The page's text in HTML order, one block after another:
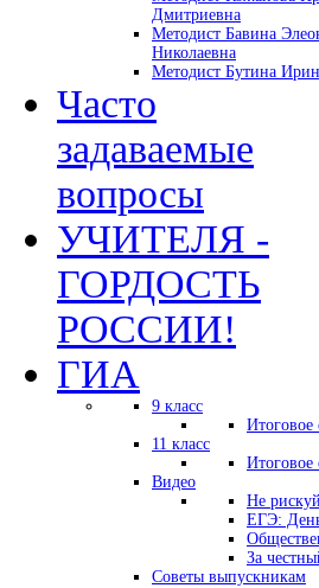
Дмитриевна
Методист Бавина
Николаевна
Методист Бутина
Часто
задаваемые
вопросы
УЧИТЕЛЯ -
ГОРДОСТЬ
РОССИИ!
ГИА
9 класс
Итоговое
11 класс
Видео
Не
ЕГЭ:
За
Советы выпускникам